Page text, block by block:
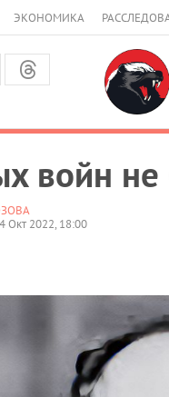
ЭКОНОМИКА
войн не
Окт 2022, 18:00